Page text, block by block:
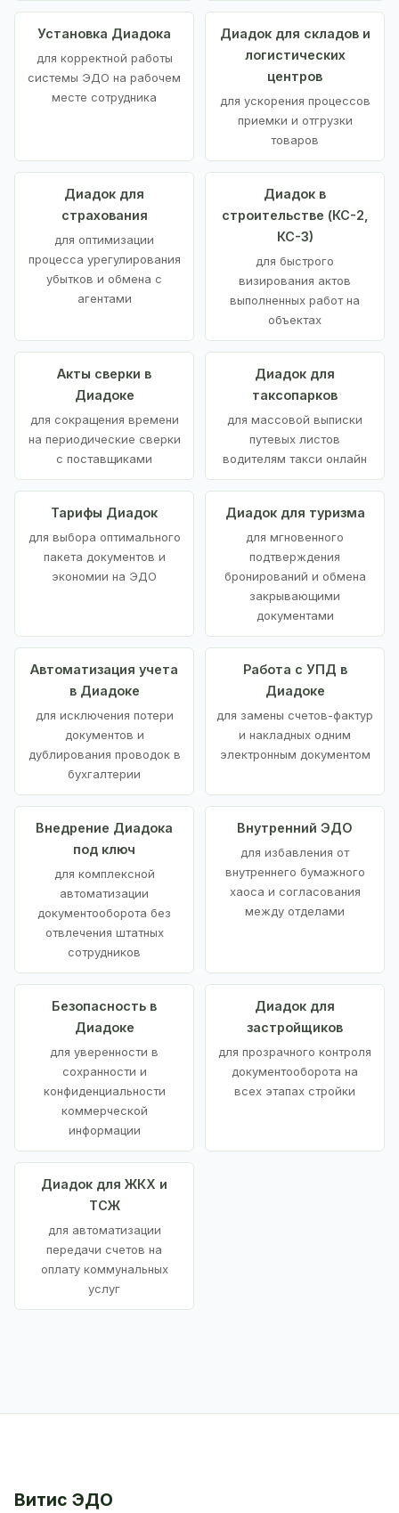
Установка Диадока
для корректной работы
системы ЭДО на рабочем
месте сотрудника
Диадок для складов и
логистических
центров
для ускорения процессов
приемки и отгрузки
товаров
Диадок для
страхования
для оптимизации
процесса урегулирования
убытков и обмена с
агентами
Диадок в
строительстве (КС-2,
КС-3)
для быстрого
визирования актов
выполненных работ на
объектах
Акты сверки в
Диадоке
для сокращения времени
на периодические сверки
с поставщиками
Диадок для
таксопарков
для массовой выписки
путевых листов
водителям такси онлайн
Тарифы Диадок
для выбора оптимального
пакета документов и
экономии на ЭДО
Диадок для туризма
для мгновенного
подтверждения
бронирований и обмена
закрывающими
документами
Автоматизация учета
в Диадоке
для исключения потери
документов и
дублирования проводок в
бухгалтерии
Работа с УПД в
Диадоке
для замены счетов-фактур
и накладных одним
электронным документом
Внедрение Диадока
под ключ
для комплексной
автоматизации
документооборота без
отвлечения штатных
сотрудников
Внутренний ЭДО
для избавления от
внутреннего бумажного
хаоса и согласования
между отделами
Безопасность в
Диадоке
для уверенности в
сохранности и
конфиденциальности
коммерческой
информации
Диадок для
застройщиков
для прозрачного контроля
документооборота на
всех этапах стройки
Диадок для ЖКХ и
ТСЖ
для автоматизации
передачи счетов на
оплату коммунальных
услуг
Витис ЭДО